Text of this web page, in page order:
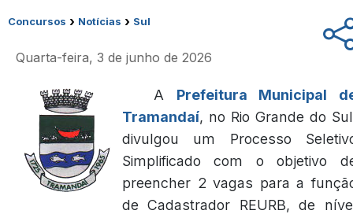
Concursos › Notícias › Sul
Quarta-feira, 3 de junho de 2026
A Prefeitura Municipal
Tramandaí, no Rio Grande do
divulgou um Processo
Simplificado com o objetivo
preencher 2 vagas para a
de Cadastrador REURB, de